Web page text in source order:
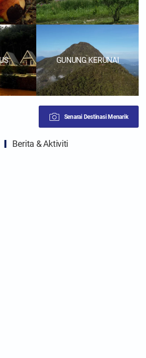
GUNUNG KERUNAI
Senarai Destinasi Menarik
Berita & Aktiviti